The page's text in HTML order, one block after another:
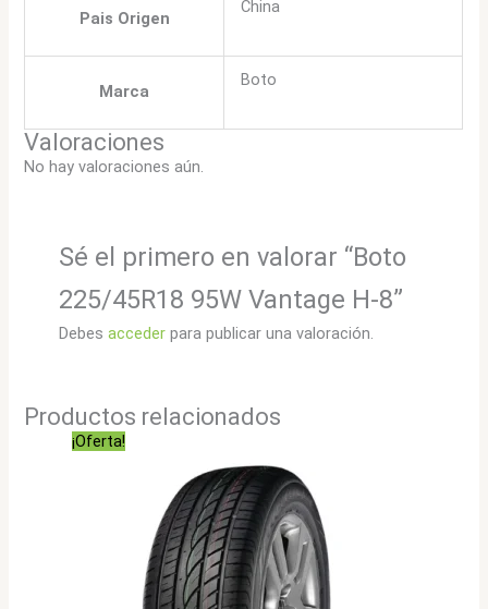
Pais Origen
China
Marca
Boto
Valoraciones
No hay valoraciones aún.
Sé el primero en valorar “Boto
225/45R18 95W Vantage H-8”
Debes accederpara publicar una valoración.
Productos relacionados
¡Oferta!